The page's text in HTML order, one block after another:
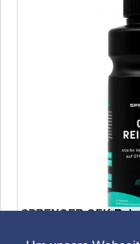
SPRENGER GFK